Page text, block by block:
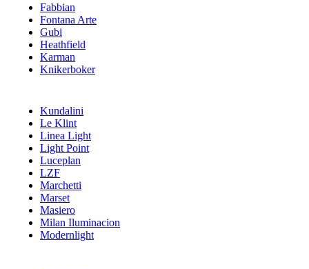
Fabbian
Fontana Arte
Gubi
Heathfield
Karman
Knikerboker
Kundalini
Le Klint
Linea Light
Light Point
Luceplan
LZF
Marchetti
Marset
Masiero
Milan Iluminacion
Modernlight